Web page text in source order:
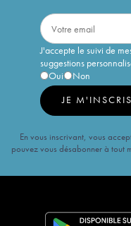
J'accepte le suivi de
suggestions
Oui
Non
JE M'INSCRIS
En vous inscrivant, vous
pouvez vous désabonner à tout